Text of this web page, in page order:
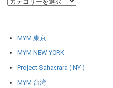
MYM 東京
MYM NEW YORK
Project Sahasrara ( NY )
MYM 台湾